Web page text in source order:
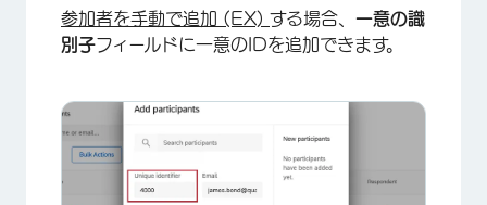
参加者を手動で追加 (EX) する場合、 一意の識
別子フィールドに一意のIDを追加できます。